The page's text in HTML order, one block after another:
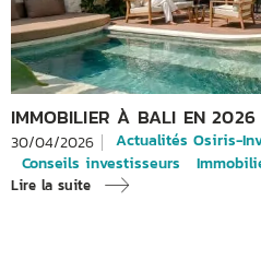
IMMOBILIER À BALI EN 2026
30/04/2026
Actualités Osiris-
Conseils investisseurs
Lire la suite